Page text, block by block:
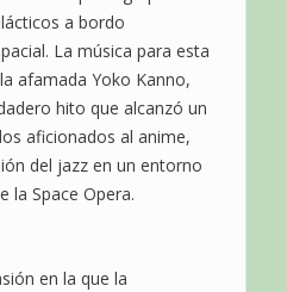
a bordo
La música para esta
afamada Yoko Kanno,
hito que alcanzó un
aficionados al anime,
del jazz en un entorno
la Space Opera.
en la que la